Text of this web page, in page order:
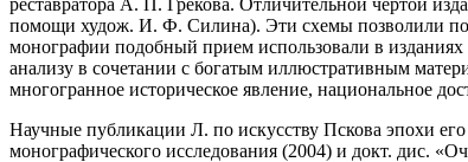
помощи худож. И. Ф. Силина). Эти схемы позволили
монографии подобный прием использовали в
анализу в сочетании с богатым иллюстративным
многогранное историческое явление, национальное
Научные публикации Л. по искусству Пскова эпохи
монографического исследования (2004) и докт. дис.